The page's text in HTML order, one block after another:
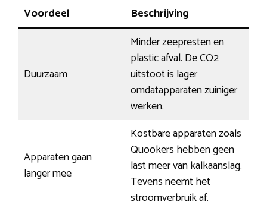
Voordeel Beschrijving
Duurzaam
Minder zeepresten en
plastic afval. De CO2
uitstoot is lager
omdatapparaten zuiniger
werken.
Apparaten gaan
langer mee
Kostbare apparaten zoals
Quookers hebben geen
last meer van kalkaanslag.
Tevens neemt het
stroomverbruik af.